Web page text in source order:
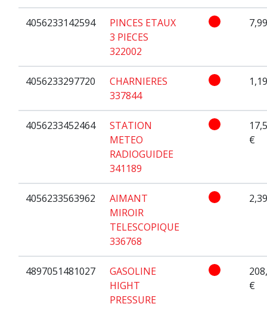
4056233142594
PINCES ETAUX
3 PIECES
322002
4056233297720
CHARNIERES
337844
4056233452464
STATION
METEO
RADIOGUIDEE
341189
€
4056233563962
AIMANT
MIROIR
TELESCOPIQUE
336768
4897051481027
GASOLINE
HIGHT
PRESSURE
€